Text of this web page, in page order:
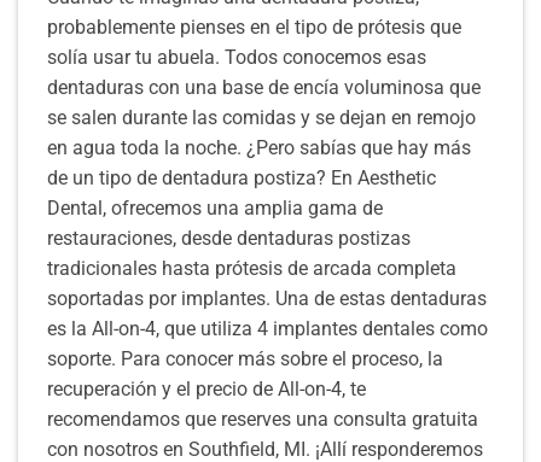
probablemente pienses en el tipo de prótesis que
solía usar tu abuela. Todos conocemos esas
dentaduras con una base de encía voluminosa que
se salen durante las comidas y se dejan en remojo
en agua toda la noche. ¿Pero sabías que hay más
de un tipo de dentadura postiza? En Aesthetic
Dental, ofrecemos una amplia gama de
restauraciones, desde dentaduras postizas
tradicionales hasta prótesis de arcada completa
soportadas por implantes. Una de estas dentaduras
es la All-on-4, que utiliza 4 implantes dentales como
soporte. Para conocer más sobre el proceso, la
recuperación y el precio de All-on-4, te
recomendamos que reserves una consulta gratuita
con nosotros en Southfield, MI. ¡Allí responderemos